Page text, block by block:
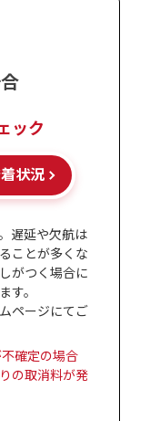
ック
状況
遅延や欠航は
ことが多くな
がつく場合に
す。
ページにてご
確定の場合
の取消料が発